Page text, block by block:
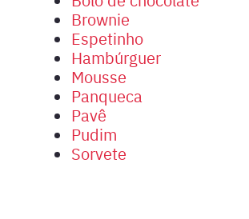
Brownie
Espetinho
Hambúrguer
Mousse
Panqueca
Pavê
Pudim
Sorvete